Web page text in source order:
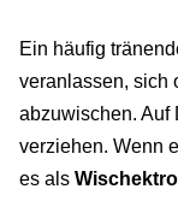
Ein häufig
veranlassen, sich
abzuwischen. Auf
verziehen. Wenn
es als